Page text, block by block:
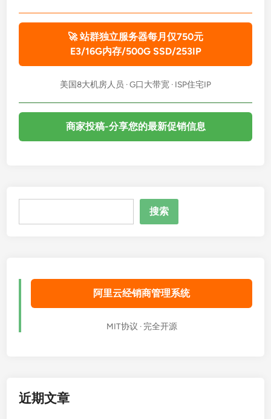
🚀 站群独立服务器每月仅750元
E3/16G内存/500G SSD/253IP
美国8大机房人员 · G口大带宽 · ISP住宅IP
商家投稿-分享您的最新促销信息
搜索
阿里云经销商管理系统
MIT协议 · 完全开源
近期文章